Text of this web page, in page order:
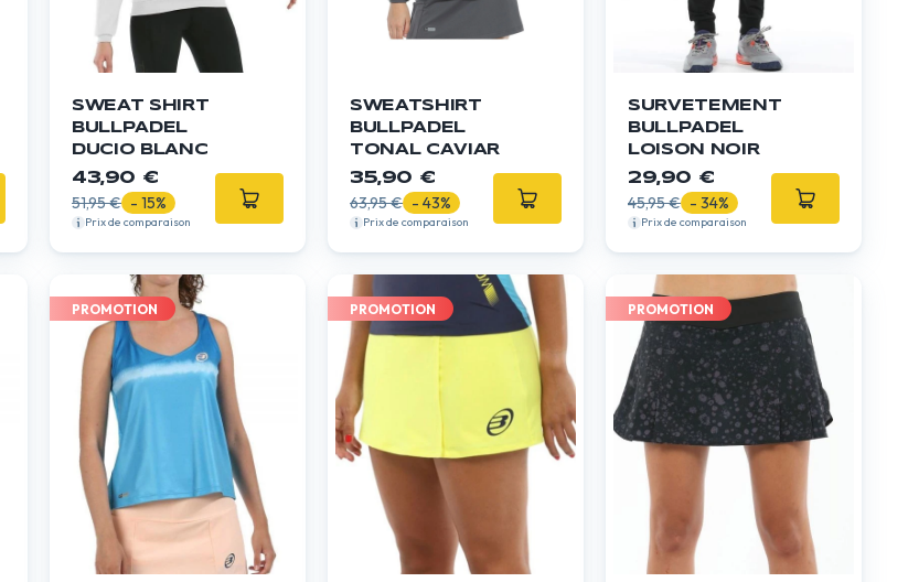
SWEAT SHIRT
BULLPADEL
DUCIO BLANC
43,90 €
51,95 € - 15%
Prix de comparaison
SWEATSHIRT
BULLPADEL
TONAL CAVIAR
35,90 €
63,95 € - 43%
Prix de comparaison
SURVETEMENT
BULLPADEL
LOISON NOIR
29,90 €
45,95 € - 34%
Prix de comparaison
PROMOTION PROMOTION PROMOTION